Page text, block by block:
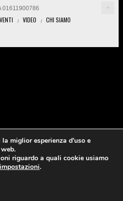
01611900786
VIDEO
CHI SIAMO
miglior esperienza d'uso e
riguardo a quali cookie usiamo
impostazioni.